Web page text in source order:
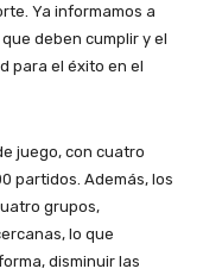
Ya informamos a
deben cumplir y el
para el éxito en el
juego, con cuatro
partidos. Además, los
grupos,
lo que
disminuir las